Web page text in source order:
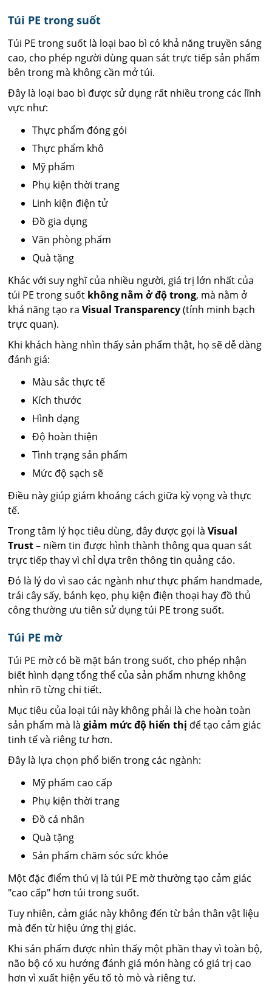
Túi PE trong suốt
Túi PE trong suốt là loại bao bì có khả năng truyền sáng
cao, cho phép người dùng quan sát trực tiếp sản phẩm
bên trong mà không cần mở túi.
Đây là loại bao bì được sử dụng rất nhiều trong các lĩnh
vực như:
Thực phẩm đóng gói
Thực phẩm khô
Mỹ phẩm
Phụ kiện thời trang
Linh kiện điện tử
Đồ gia dụng
Văn phòng phẩm
Quà tặng
Khác với suy nghĩ của nhiều người, giá trị lớn nhất của
túi PE trong suốt không nằm ở độ trong, mà nằm ở
khả năng tạo raVisual Transparency(tính minh bạch
trực quan).
Khi khách hàng nhìn thấy sản phẩm thật, họ sẽ dễ dàng
đánh giá:
Màu sắc thực tế
Kích thước
Hình dạng
Độ hoàn thiện
Tình trạng sản phẩm
Mức độ sạch sẽ
Điều này giúp giảm khoảng cách giữa kỳ vọng và thực
tế.
Trong tâm lý học tiêu dùng, đây được gọi làVisual
Trust– niềm tin được hình thành thông qua quan sát
trực tiếp thay vì chỉ dựa trên thông tin quảng cáo.
Đó là lý do vì sao các ngành như thực phẩm handmade,
trái cây sấy, bánh kẹo, phụ kiện điện thoại hay đồ thủ
công thường ưu tiên sử dụng túi PE trong suốt.
Túi PE mờ
Túi PE mờ có bề mặt bán trong suốt, cho phép nhận
biết hình dạng tổng thể của sản phẩm nhưng không
nhìn rõ từng chi tiết.
Mục tiêu của loại túi này không phải là che hoàn toàn
sản phẩm mà làgiảm mức độ hiển thị để tạo cảm giác
tinh tế và riêng tư hơn.
Đây là lựa chọn phổ biến trong các ngành:
Mỹ phẩm cao cấp
Phụ kiện thời trang
Đồ cá nhân
Quà tặng
Sản phẩm chăm sóc sức khỏe
Một đặc điểm thú vị là túi PE mờ thường tạo cảm giác
"cao cấp" hơn túi trong suốt.
Tuy nhiên, cảm giác này không đến từ bản thân vật liệu
mà đến từ hiệu ứng thị giác.
Khi sản phẩm được nhìn thấy một phần thay vì toàn bộ,
não bộ có xu hướng đánh giá món hàng có giá trị cao
hơn vì xuất hiện yếu tố tò mò và riêng tư.